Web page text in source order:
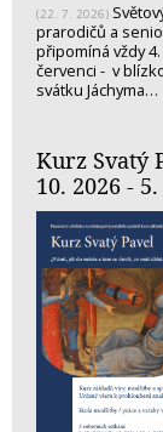
(22. 7. 2026)
prarodičů a
připomíná vždy
červenci - v
svátku Jáchyma…
Kurz Svatý
10. 2026 -